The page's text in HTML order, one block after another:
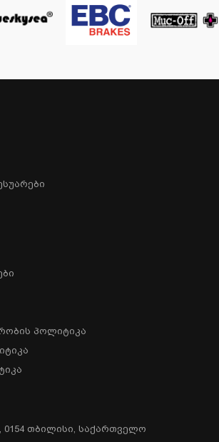
Პოლიტიკა
0154 Თბილისი, Საქართველო